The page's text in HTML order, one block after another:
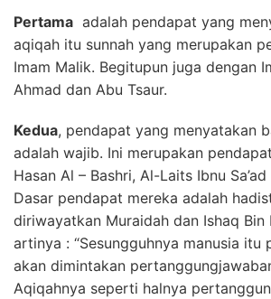
Pertama adalah pendapat yang
aqiqah itu sunnah yang merupakan
Imam Malik. Begitupun juga dengan
Ahmad dan Abu Tsaur.
Kedua, pendapat yang menyatakan
adalah wajib. Ini merupakan
Hasan Al – Bashri, Al-Laits Ibnu
Dasar pendapat mereka adalah
diriwayatkan Muraidah dan Ishaq Bin
artinya : “Sesungguhnya manusia itu
akan dimintakan
Aqiqahnya seperti halnya